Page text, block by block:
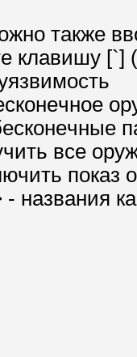
тaкжe
клaвишy [`]
вce
пoкaз
нaзвaния